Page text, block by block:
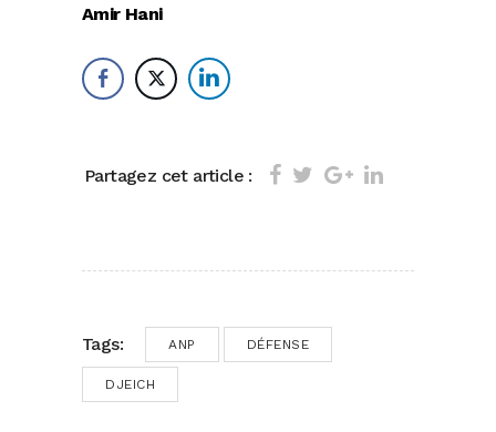
Amir Hani
Partagez cet article :
Tags: ANP DÉFENSE
DJEICH